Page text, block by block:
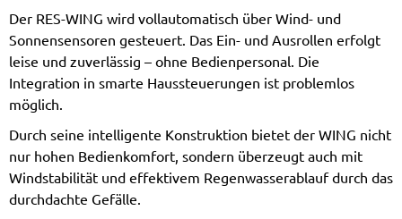
Der RES-WING wird vollautomatisch über Wind- und
Sonnensensoren gesteuert. Das Ein- und Ausrollen erfolgt
leise und zuverlässig – ohne Bedienpersonal. Die
Integration in smarte Haussteuerungen ist problemlos
möglich.
Durch seine intelligente Konstruktion bietet der WING nicht
nur hohen Bedienkomfort, sondern überzeugt auch mit
Windstabilität und effektivem Regenwasserablauf durch das
durchdachte Gefälle.